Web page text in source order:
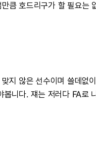
큼 호드리구가 할 필요는
맞지 않은 선수이며 쓸데없이
봅니다. 쟤는 저러다 FA로